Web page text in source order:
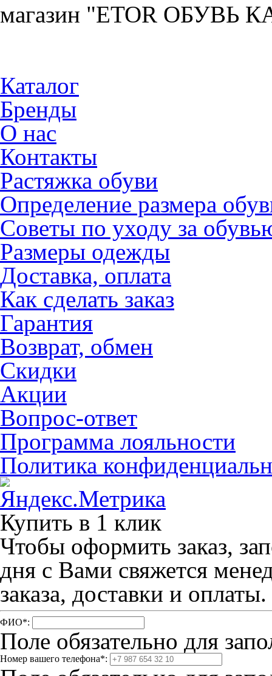
магазин "ETOR ОБУВЬ
Каталог
Бренды
О нас
Контакты
Растяжка обуви
Определение размера
Советы по уходу за
Размеры одежды
Доставка, оплата
Как сделать заказ
Гарантия
Возврат, обмен
Скидки
Акции
Вопрос-ответ
Программа лояльности
Политика
Купить в 1 клик
Чтобы оформить заказ,
дня с Вами свяжется
заказа, доставки и оплаты.
ФИО*:
Поле обязательно для
Номер вашего телефона*: